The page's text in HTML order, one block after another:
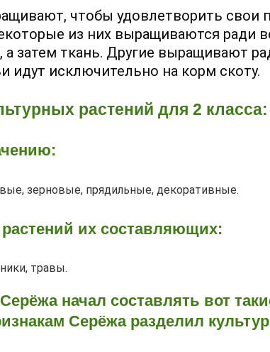
чтобы удовлетворить свои
из них выращиваются ради
а затем ткань. Другие выращивают
идут исключительно на корм скоту.
растений для 2 класса:
зерновые, прядильные, декоративные.
их составляющих:
травы.
начал составлять вот
Серёжа разделил